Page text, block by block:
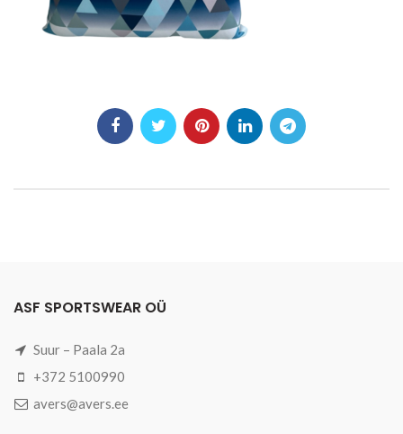
ASF SPORTSWEAR OÜ
Suur – Paala 2a
+372 5100990
avers@avers.ee